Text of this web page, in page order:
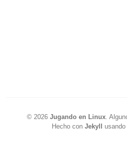
© 2026 Jugando en Linux.
Hecho con Jekyll